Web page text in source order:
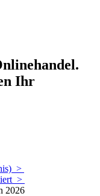
Ihr
>
>
2026